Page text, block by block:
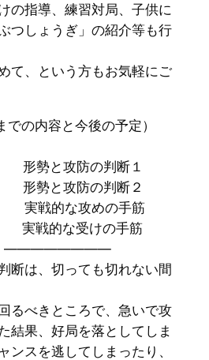
の指導、練習対局、子供に
つしょうぎ」の紹介等も行
て、という方もお気軽にご
の内容と今後の予定）
攻防の判断１
と攻防の判断２
的な攻めの手筋
的な受けの手筋
）————————
断は、切っても切れない間
るべきところで、急いで攻
結果、好局を落としてしま
ンスを逃してしまったり、